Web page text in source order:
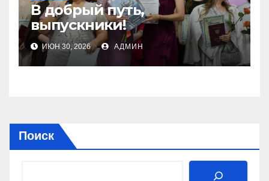
В добрый путь,
выпускники!
ИЮН 30, 2026 АДМИН
Поиск